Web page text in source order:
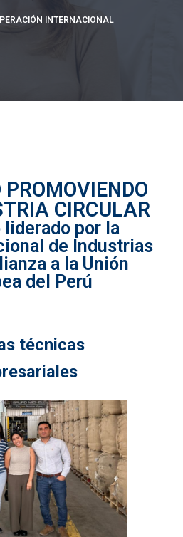
INTERNACIONAL
PROMOVIENDO
CIRCULAR
por la
de Industrias
a la Unión
del Perú
técnicas